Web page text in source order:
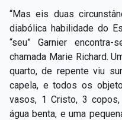
“Mas eis duas
diabólica habilidade do
“seu” Garnier
chamada Marie Richard.
quarto, de repente viu
capela, e todos os
vasos, 1 Cristo, 3
água benta, e uma